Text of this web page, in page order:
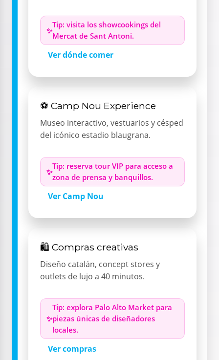
Tip: visita los showcookings del
Mercat de Sant Antoni.
Ver dónde comer
⚽ Camp Nou Experience
Museo interactivo, vestuarios y césped
del icónico estadio blaugrana.
Tip: reserva tour VIP para acceso a
zona de prensa y banquillos.
Ver Camp Nou
🛍️ Compras creativas
Diseño catalán, concept stores y
outlets de lujo a 40 minutos.
Tip: explora Palo Alto Market para
piezas únicas de diseñadores
locales.
Ver compras